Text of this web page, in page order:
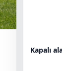
Kapalı